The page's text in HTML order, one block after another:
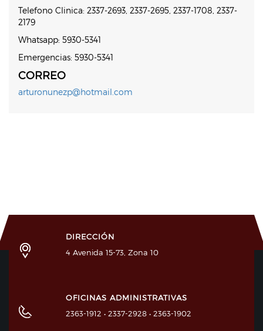
Telefono Clinica: 2337-2693, 2337-2695, 2337-1708, 2337-
2179
Whatsapp: 5930-5341
Emergencias: 5930-5341
CORREO
arturonunezp@hotmail.com
DIRECCIÓN
4 Avenida 15-73, Zona 10
OFICINAS ADMINISTRATIVAS
2363-1912 • 2337-2928 • 2363-1902